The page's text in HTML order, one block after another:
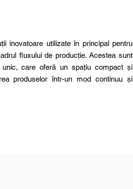
inovatoare utilizate în principal pentru
fluxului de producție. Acestea sunt
unic, care oferă un spațiu compact și
produselor într-un mod continuu și